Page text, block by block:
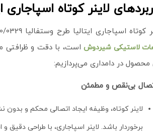
لاینر کوتاه اسپاجاری
اسپاجاری ایتالیا طرح وستفالیا 0000/0329، فراتر از یک قطعه ساده، نقشی حیاتی در قلب سیستم شیر دوشی دامداری ایفا می‌کند. این قطعه کوچک که جز
لاستیکی شیردوشاست، با دقت و ظرافتی
محصول در دامداری می‌پردازیم:
لاینر کوتاه، وظیفه ایجاد اتصالی محکم و بدون
برخوردار باشد. لاینر اسپاجاری، با طراحی